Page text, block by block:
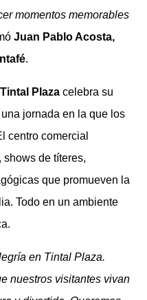
momentos memorables
Juan Pablo Acosta,
.
Tintal Plaza celebra su
una jornada en la que los
centro comercial
shows de títeres,
que promueven la
Todo en un ambiente
en Tintal Plaza.
nuestros visitantes vivan